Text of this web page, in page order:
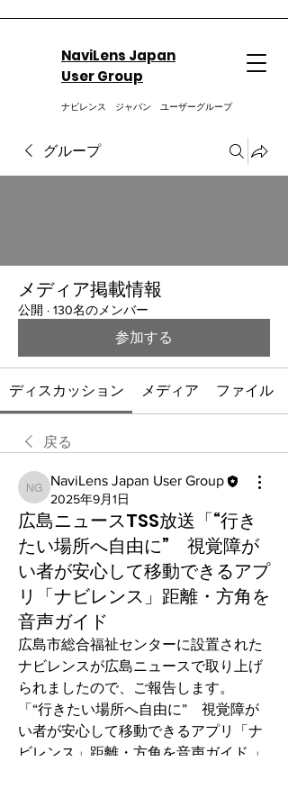
NaviLens Japan
User Group
ナビレンス ジャパン ユーザーグループ
グループ
メディア掲載情報
公開 · 130名のメンバー
参加する
ディスカッション メディア ファイル
戻る
NaviLens Japan User Group
NaviLens Japan User Group
2025年9月1日
広島ニュースTSS放送「“行き
たい場所へ自由に” 視覚障が
い者が安心して移動できるアプ
リ「ナビレンス」距離・方角を
音声ガイド
広島市総合福祉センターに設置された
ナビレンスが広島ニュースで取り上げ
られましたので、ご報告します。
「“行きたい場所へ自由に”　視覚障が
い者が安心して移動できるアプリ「ナ
ビレンス」距離・方角を音声ガイド 」